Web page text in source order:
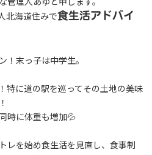
北海道住みで食生活アドバイ
！末っ子は中学生。
特に道の駅を巡ってその土地の美味
時に体重も増加💦
レを始め食生活を見直し、食事制